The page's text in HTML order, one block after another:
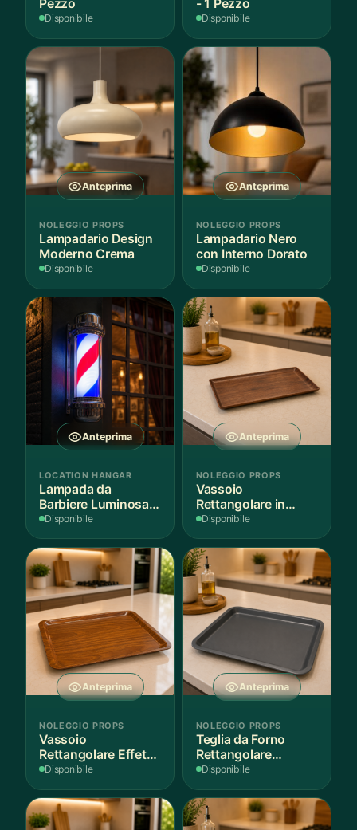
Pezzo
Disponibile
- 1 Pezzo
Disponibile
Anteprima
NOLEGGIO PROPS
Lampadario Design
Moderno Crema
Disponibile
Anteprima
NOLEGGIO PROPS
Lampadario Nero
con Interno Dorato
Disponibile
Anteprima
LOCATION HANGAR
Lampada da
Barbiere Luminosa
Rotante
Disponibile
Anteprima
NOLEGGIO PROPS
Vassoio
Rettangolare in
Legno Scuro
Disponibile
Anteprima
NOLEGGIO PROPS
Vassoio
Rettangolare Effetto
Legno
Disponibile
Anteprima
NOLEGGIO PROPS
Teglia da Forno
Rettangolare
Antiaderente
Disponibile